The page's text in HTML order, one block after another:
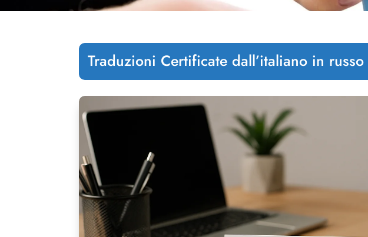
Traduzioni Certificate dall’italiano in russo